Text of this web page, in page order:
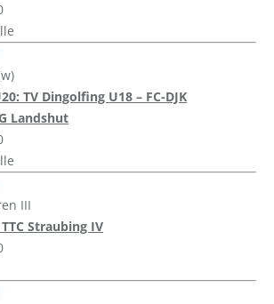
TV Dingolfing U18 – FC-DJK
Landshut
III
Straubing IV